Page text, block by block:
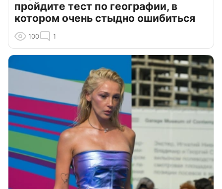
пройдите тест по географии, в
котором очень стыдно ошибиться
100 1